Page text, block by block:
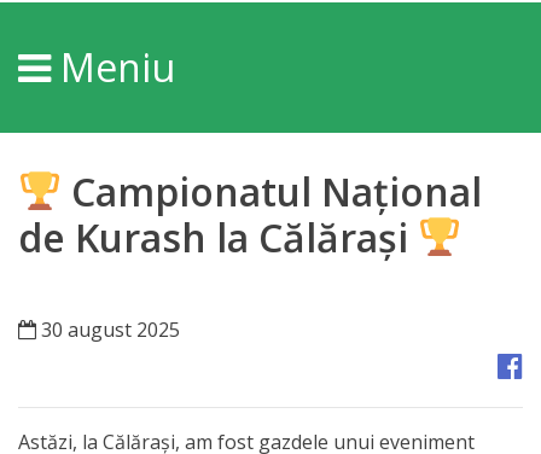
Orașului
Personalități
Regulamente
Orașe
Registrul
Meniu
Campionatul Național
de Kurash la Călărași
30 august 2025
Astăzi, la Călărași, am fost gazdele unui eveniment